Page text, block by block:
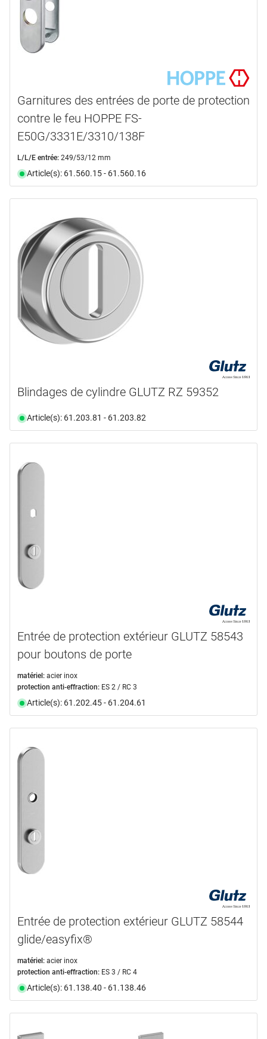
Garnitures des entrées de porte de protection
contre le feu HOPPE FS-
E50G/3331E/3310/138F
L/L/E entrée: 249/53/12 mm
Article(s): 61.560.15 - 61.560.16
Blindages de cylindre GLUTZ RZ 59352
Article(s): 61.203.81 - 61.203.82
Entrée de protection extérieur GLUTZ 58543
pour boutons de porte
matériel: acier inox
protection anti-effraction: ES 2 / RC 3
Article(s): 61.202.45 - 61.204.61
Entrée de protection extérieur GLUTZ 58544
glide/easyfix®
matériel: acier inox
protection anti-effraction: ES 3 / RC 4
Article(s): 61.138.40 - 61.138.46